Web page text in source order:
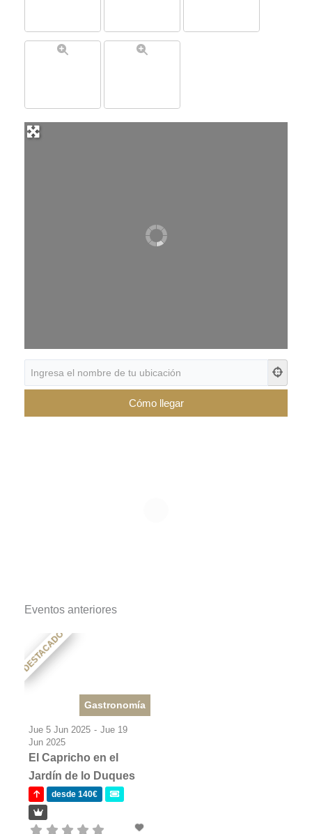
Eventos anteriores
DESTACADO
Gastronomía
Jue 5 Jun 2025 - Jue 19
Jun 2025
El Capricho en el
Jardín de lo Duques
desde 140€